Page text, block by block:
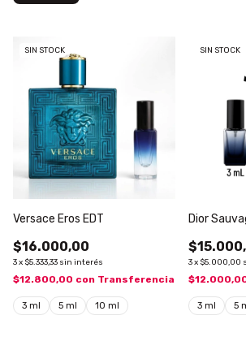
SIN STOCK
Versace Eros EDT
$16.000,00
3x $5.333,33 sin interés
$12.800,00 con Transferencia
3 ml 5 ml 10 ml
SIN STOCK
Dior
3x $5.000,00
3 ml 5